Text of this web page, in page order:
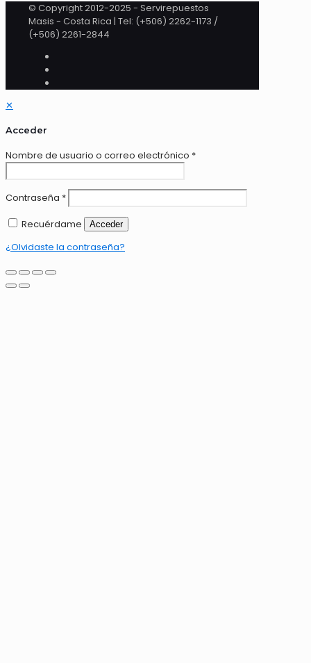
© Copyright 2012-2025 - Servirepuestos
Masis - Costa Rica | Tel: (+506) 2262-1173 /
(+506) 2261-2844
✕
Acceder
Nombre de usuario o correo electrónico *
Contraseña *
Recuérdame
Acceder
¿Olvidaste la contraseña?